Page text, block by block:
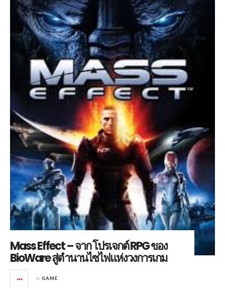
Mass Effect – จาก โปรเจกต์ RPG ของ
BioWare สู่ตำนานไซไฟแห่งวงการเกม
in GAME